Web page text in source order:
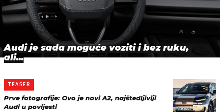
Audi je sada moguće voziti i bez ruku,
ali...
TEASER
Prve fotografije: Ovo je novi A2, najštedljiviji
Audi u povijesti